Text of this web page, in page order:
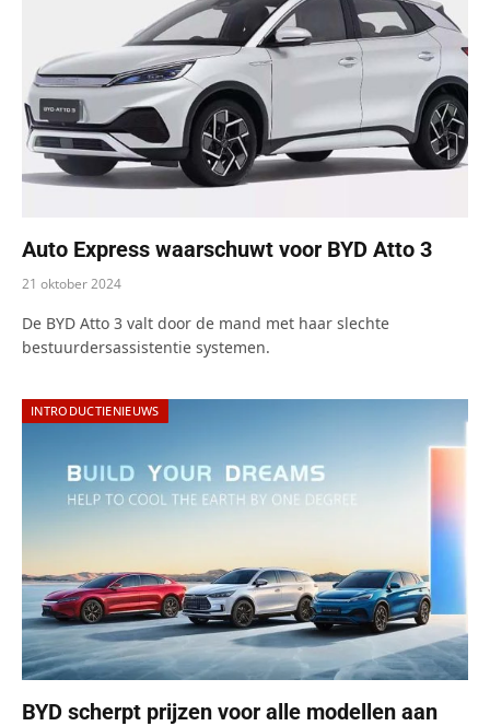
Auto Express waarschuwt voor BYD Atto 3
21 oktober 2024
De BYD Atto 3 valt door de mand met haar slechte
bestuurdersassistentie systemen.
INTRODUCTIENIEUWS
BYD scherpt prijzen voor alle modellen aan